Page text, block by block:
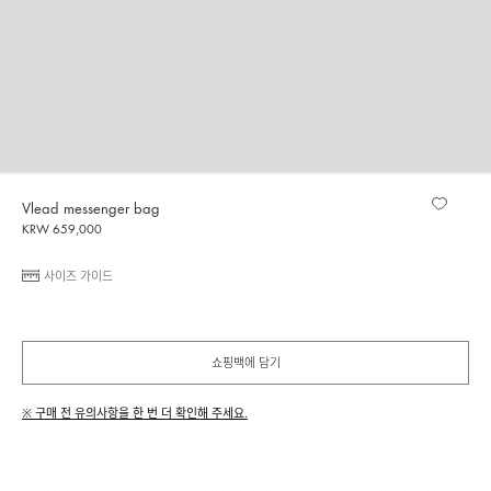
Vlead messenger bag
KRW 659,000
사이즈 가이드
쇼핑백에 담기
※ 구매 전 유의사항을 한 번 더 확인해 주세요.